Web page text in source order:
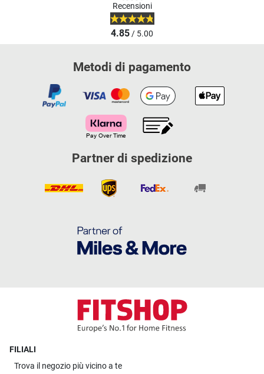
Recensioni
4.85/ 5.00
Metodi di pagamento
Partner di spedizione
FILIALI
Trova il negozio più vicino a te